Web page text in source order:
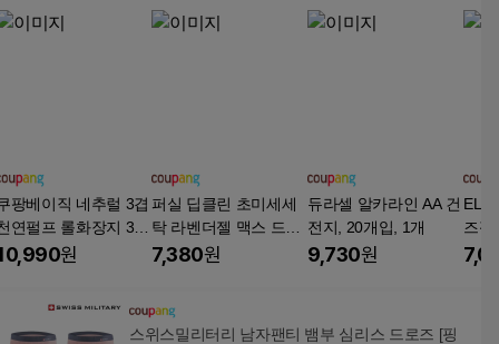
팡베이직 네추럴 3겹
연펄프 롤화장지 30
30개입, 1개
원
퍼실 딥클린 초미세세
탁 라벤더젤 맥스 드럼
용 액체세제 리필, 1.8
7,380원
듀라셀 알카라인 AA 건
전지, 20개입, 1개
9,730원
즈핏
츠
스위스밀리터리 남자팬티 뱀부 심리스 드로즈 [핑